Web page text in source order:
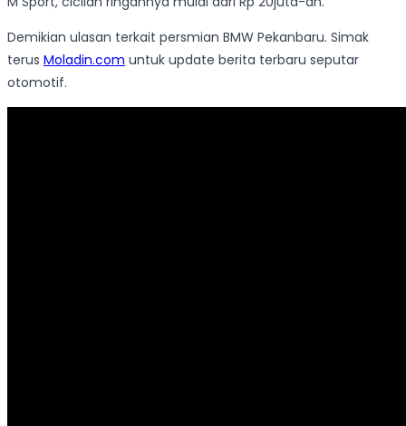
Demikian ulasan terkait persmian BMW Pekanbaru. Simak
terus Moladin.com untuk update berita terbaru seputar
otomotif.